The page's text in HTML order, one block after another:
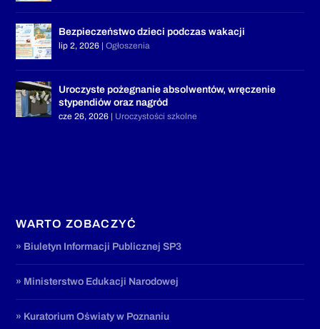
Bezpieczeństwo dzieci podczas wakacji
lip 2, 2026 |Ogłoszenia
Uroczyste pożegnanie absolwentów, wręczenie
stypendiów oraz nagród
cze 26, 2026 | Uroczystości szkolne
WARTO ZOBACZYĆ
» Biuletyn Informacji Publicznej SP3
» Ministerstwo Edukacji Narodowej
» Kuratorium Oświaty w Poznaniu